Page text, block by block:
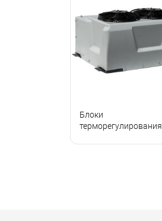
Блоки
терморегулирования